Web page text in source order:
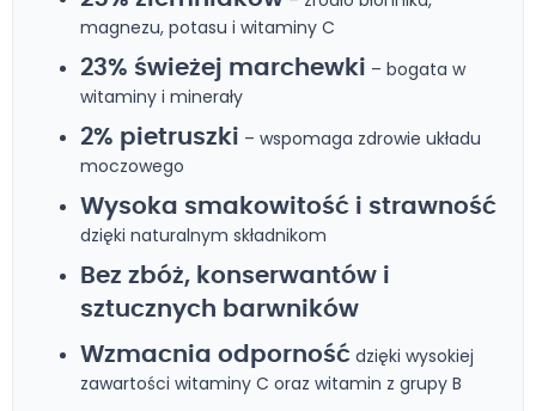
magnezu, potasu i witaminy C
23% świeżej marchewki – bogata w
witaminy i minerały
2% pietruszki – wspomaga zdrowie układu
moczowego
Wysoka smakowitość i strawność
dzięki naturalnym składnikom
Bez zbóż, konserwantów i
sztucznych barwników
Wzmacnia odporność dzięki wysokiej
zawartości witaminy C oraz witamin z grupy B